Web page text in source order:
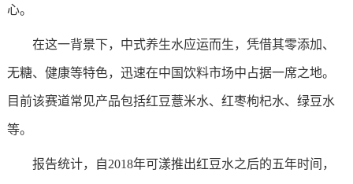
心。
在这一背景下，中式养生水应运而生，凭借其零添加、
无糖、健康等特色，迅速在中国饮料市场中占据一席之地。
目前该赛道常见产品包括红豆薏米水、红枣枸杞水、绿豆水
等。
报告统计，自2018年可漾推出红豆水之后的五年时间，